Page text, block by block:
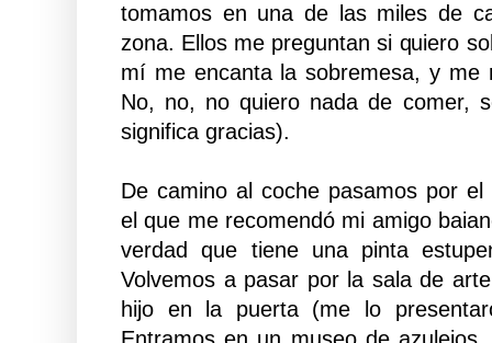
tomamos en una de las miles de
zona. Ellos me preguntan si quiero
mí me encanta la sobremesa, y
No, no, no quiero nada de comer,
significa gracias).
De camino al coche pasamos por el
el que me recomendó mi amigo
verdad que tiene una pinta
Volvemos a pasar por la sala de
hijo en la puerta (me lo